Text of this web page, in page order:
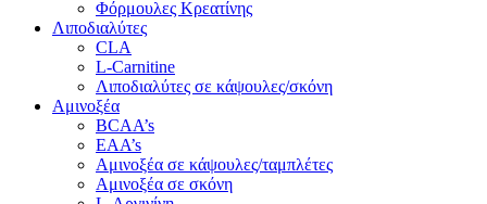
Φόρμουλες Κρεατίνης
Λιποδιαλύτες
CLA
L-Carnitine
Λιποδιαλύτες σε κάψουλες/σκόνη
Αμινοξέα
BCAA’s
EAA’s
Αμινοξέα σε κάψουλες/ταμπλέτες
Αμινοξέα σε σκόνη